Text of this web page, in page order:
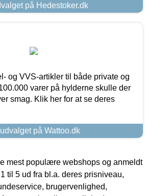
på Hedestoker.dk
og VVS-artikler til både private og
varer på hylderne skulle der
smag. Klik her for at se deres
på Wattoo.dk
mest populære webshops og anmeldt
til 5 ud fra bl.a. deres prisniveau,
brugervenlighed,